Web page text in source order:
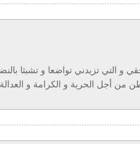
التي تزيدني تواضعا و تشبثا
من أجل الحرية و الكرامة و العدالة